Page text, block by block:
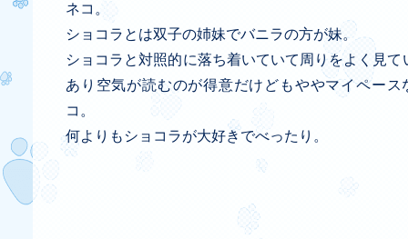
ネコ。
ショコラとは双子の姉妹でバニラの方が妹。
ショコラと対照的に落ち着いていて周りをよく見て
あり空気が読むのが得意だけどもややマイペース
コ。
何よりもショコラが大好きでべったり。